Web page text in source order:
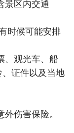
景区内交通
时候可能安排
、观光车、船
证件以及当地
伤害保险。